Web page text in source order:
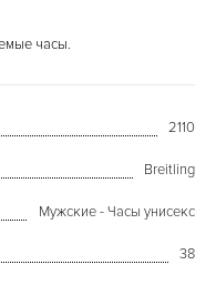
часы.
2110
Breitling
Мужские - Часы унисекс
38